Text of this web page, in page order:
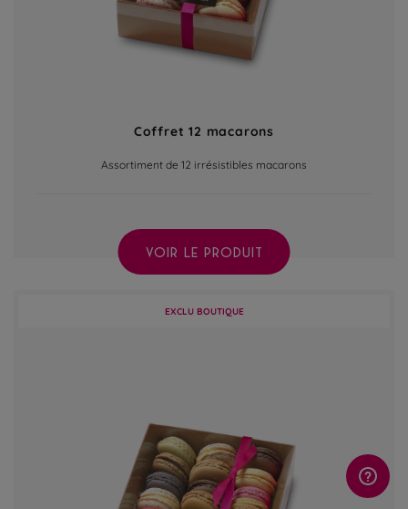
Coffret 12 macarons
Assortiment de 12 irrésistibles macarons
VOIR LE PRODUIT
EXCLU BOUTIQUE